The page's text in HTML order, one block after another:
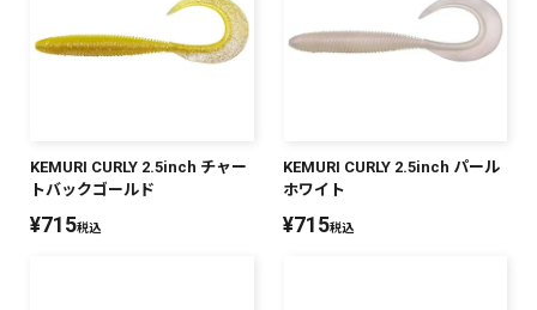
全て
KEMURI CURLY 2.5inch チャー
トバックゴールド
¥715税込
KEMURI CURLY 2.5inch パール
ホワイト
¥715税込